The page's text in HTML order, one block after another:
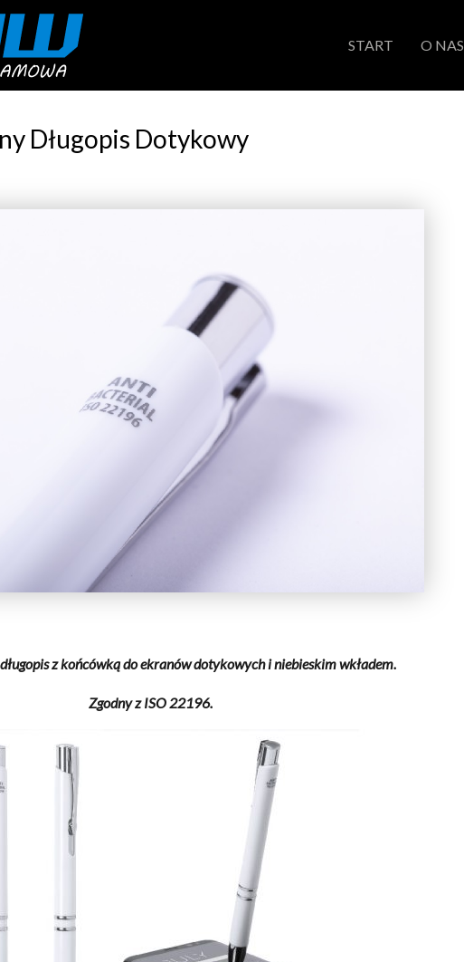
START O NAS
Długopis Dotykowy
z końcówką do ekranów dotykowych i niebieskim wkładem.
Zgodny z ISO 22196.